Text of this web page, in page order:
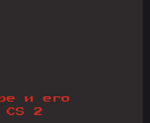
и его
CS 2